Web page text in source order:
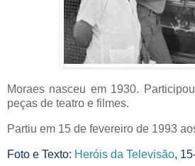
Moraes nasceu em 1930.
peças de teatro e filmes.
Partiu em 15 de fevereiro de 1993
Foto e Texto: Heróis da Televisão,